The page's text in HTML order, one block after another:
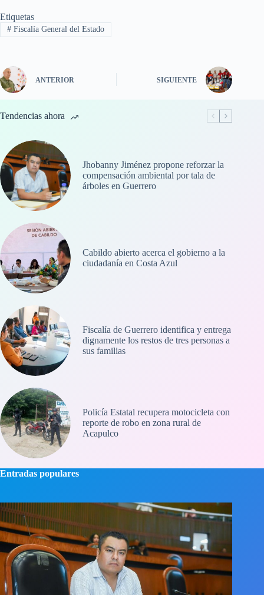
Etiquetas
#Fiscalía General del Estado
ANTERIOR SIGUIENTE
Tendencias ahora
Jhobanny Jiménez propone reforzar la
compensación ambiental por tala de
árboles en Guerrero
Cabildo abierto acerca el gobierno a la
ciudadanía en Costa Azul
Fiscalía de Guerrero identifica y entrega
dignamente los restos de tres personas a
sus familias
Policía Estatal recupera motocicleta con
reporte de robo en zona rural de
Acapulco
Entradas populares